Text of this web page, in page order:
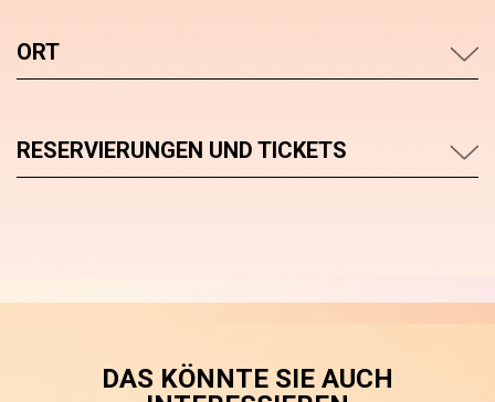
ORT
RESERVIERUNGEN UND TICKETS
DAS KÖNNTE SIE AUCH